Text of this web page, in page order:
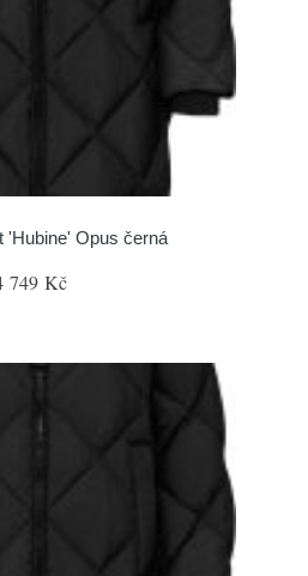
'Hubine' Opus černá
749 Kč